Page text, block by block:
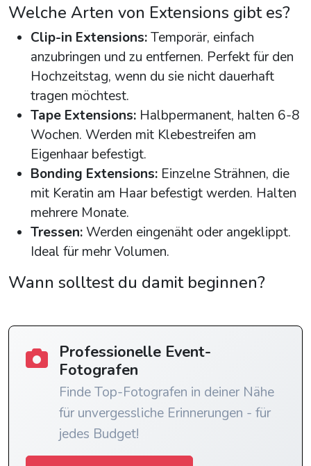
Welche Arten von Extensions gibt es?
Clip-in Extensions:Temporär, einfach
anzubringen und zu entfernen. Perfekt für den
Hochzeitstag, wenn du sie nicht dauerhaft
tragen möchtest.
Tape Extensions: Halbpermanent, halten 6-8
Wochen. Werden mit Klebestreifen am
Eigenhaar befestigt.
Bonding Extensions: Einzelne Strähnen, die
mit Keratin am Haar befestigt werden. Halten
mehrere Monate.
Tressen:Werden eingenäht oder angeklippt.
Ideal für mehr Volumen.
Wann solltest du damit beginnen?
Professionelle Event-
Fotografen
Finde Top-Fotografen in deiner Nähe
für unvergessliche Erinnerungen - für
jedes Budget!